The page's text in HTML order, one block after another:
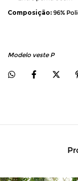
Composição: 96%
Modelo veste P